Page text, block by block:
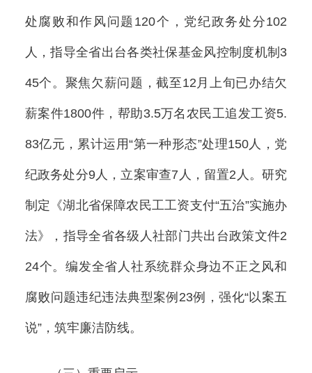
处腐败和作风问题120个，党纪政务处分102
人，指导全省出台各类社保基金风控制度机制3
45个。聚焦欠薪问题，截至12月上旬已办结欠
薪案件1800件，帮助3.5万名农民工追发工资5.
83亿元，累计运用“第一种形态”处理150人，党
纪政务处分9人，立案审查7人，留置2人。研究
制定《湖北省保障农民工工资支付“五治”实施办
法》，指导全省各级人社部门共出台政策文件2
24个。编发全省人社系统群众身边不正之风和
腐败问题违纪违法典型案例23例，强化“以案五
说”，筑牢廉洁防线。